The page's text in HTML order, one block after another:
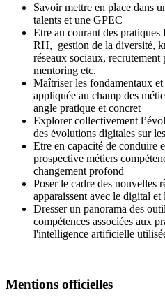
Savoir mettre en place dans
talents et une GPEC
Etre au courant des
RH, gestion de la diversité,
réseaux sociaux, recrutement
mentoring etc.
Maîtriser les fondamentaux
appliquée au champ des
angle pratique et concret
Explorer collectivement
des évolutions digitales sur
Etre en capacité de conduire
prospective métiers
changement profond
Poser le cadre des nouvelles
apparaissent avec le digital
Dresser un panorama des
compétences associées aux
l'intelligence artificielle
Mentions officielles